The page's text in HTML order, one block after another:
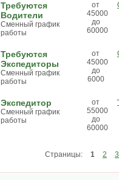
Требуются
Водители
Сменный график
работы
от
45000
до
60000
Требуются
Экспедиторы
Сменный график
работы
от
45000
до
6000
Экспедитор
Сменный график
работы
от
55000
до
60000
Страницы: 1 2 3